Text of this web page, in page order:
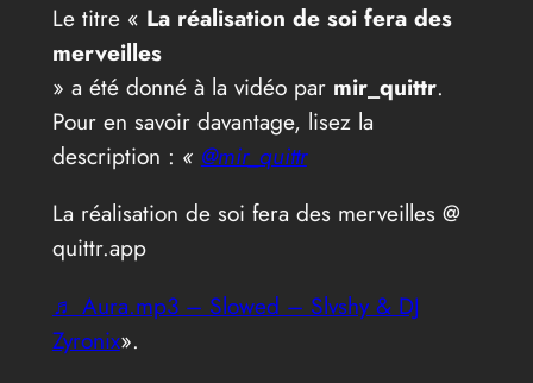
Le titre « La réalisation de soi fera des
merveilles
» a été donné à la vidéo par mir_quittr.
Pour en savoir davantage, lisez la
description : « @mir_quittr
La réalisation de soi fera des merveilles @
quittr.app
♬ Aura.mp3 – Slowed – Slvshy & DJ
Zyronix».